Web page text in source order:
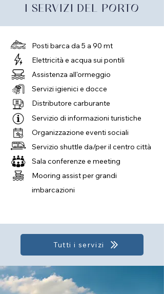
I SERVIZI DEL PORTO
Posti barca da 5 a 90 mt
Elettricità e acqua sui pontili
Assistenza all'ormeggio
Servizi igienici e docce
Distributore carburante
Servizio di informazioni turistiche
Organizzazione eventi sociali
Servizio shuttle da/per il centro città
Sala conferenze e meeting
Mooring assist per grandi
imbarcazioni
Tutti i servizi